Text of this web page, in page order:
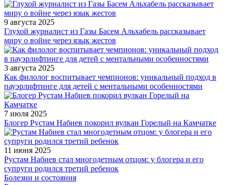
9 августа 2025
Глухой журналист из Газы Басем Альхабель рассказывает
миру о войне через язык жестов
3 августа 2025
Как филолог воспитывает чемпионов: уникальный подход в
пауэрлифтинге для детей с ментальными особенностями
7 июля 2025
Блогер Рустам Набиев покорил вулкан Горелый на Камчатке
11 июня 2025
Рустам Набиев стал многодетным отцом: у блогера и его
супруги родился третий ребенок
Болезни и состояния